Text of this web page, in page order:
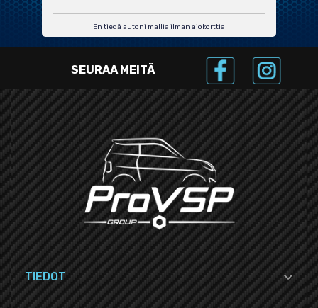
En tiedä autoni mallia ilman ajokorttia
SEURAA MEITÄ
TIEDOT 